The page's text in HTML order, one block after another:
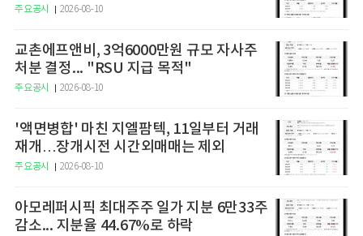
주요공시 2026-08-10
교촌에프앤비, 3억6000만원 규모 자사주
처분 결정... "RSU 지급 목적"
주요공시 2026-08-10
'액면병합' 마친 지엘팜텍, 11일부터 거래
재개…장개시전 시간외매매는 제외
주요공시 2026-08-10
아모레퍼시픽 최대주주 일가 지분 6만33주
감소... 지분율 44.67%로 하락